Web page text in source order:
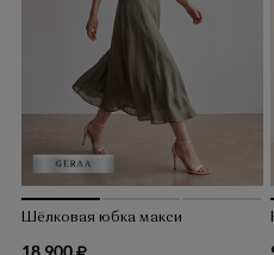
Шёлковая юбка макси
18 900